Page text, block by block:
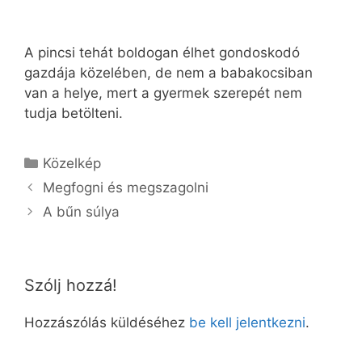
A pincsi tehát boldogan élhet gondoskodó
gazdája közelében, de nem a babakocsiban
van a helye, mert a gyermek szerepét nem
tudja betölteni.
Kategória
Közelkép
Megfogni és megszagolni
A bűn súlya
Szólj hozzá!
Hozzászólás küldéséhez be kell jelentkezni.